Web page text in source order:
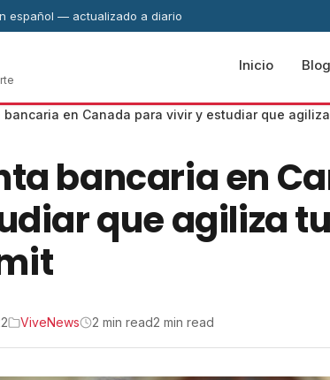
español — actualizado a diario
Inicio Blog
bancaria en Canada para vivir y estudiar que
bancaria en
que agiliza
ViveNews 2 min read2 min read